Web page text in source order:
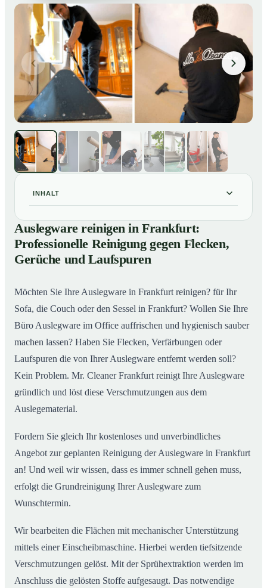
INHALT
01 Auslegware reinigen in Frankfurt: Professionelle
Reinigung gegen Flecken, Gerüche und Laufspuren
02 So wird Auslegware in Frankfurt professionell gereinigt
Auslegware reinigen in Frankfurt:
Professionelle Reinigung gegen Flecken,
Gerüche und Laufspuren
Möchten Sie Ihre Auslegware in Frankfurt reinigen? für Ihr
Sofa, die Couch oder den Sessel in Frankfurt? Wollen Sie Ihre
Büro Auslegware im Office auffrischen und hygienisch sauber
machen lassen? Haben Sie Flecken, Verfärbungen oder
Laufspuren die von Ihrer Auslegware entfernt werden soll?
Kein Problem. Mr. Cleaner Frankfurt reinigt Ihre Auslegware
gründlich und löst diese Verschmutzungen aus dem
Auslegematerial.
Fordern Sie gleich Ihr kostenloses und unverbindliches
Angebot zur geplanten Reinigung der Auslegware in Frankfurt
an! Und weil wir wissen, dass es immer schnell gehen muss,
erfolgt die Grundreinigung Ihrer Auslegware zum
Wunschtermin.
Wir bearbeiten die Flächen mit mechanischer Unterstützung
mittels einer Einscheibmaschine. Hierbei werden tiefsitzende
Verschmutzungen gelöst. Mit der Sprühextraktion werden im
Anschluss die gelösten Stoffe aufgesaugt. Das notwendige